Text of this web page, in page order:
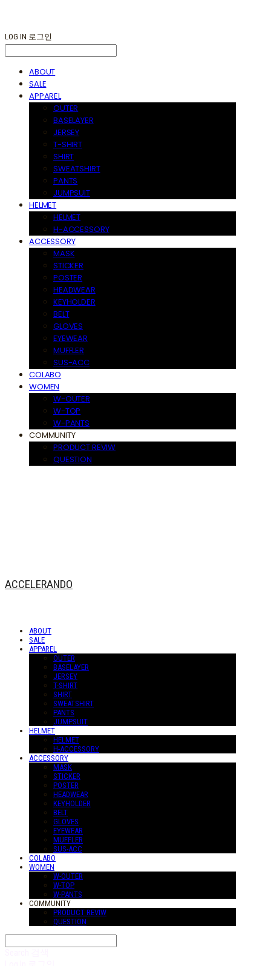
LOG IN 로그인
ABOUT
SALE
APPAREL
OUTER
BASELAYER
JERSEY
T-SHIRT
SHIRT
SWEATSHIRT
PANTS
JUMPSUIT
HELMET
HELMET
H-ACCESSORY
ACCESSORY
MASK
STICKER
POSTER
HEADWEAR
KEYHOLDER
BELT
GLOVES
EYEWEAR
MUFFLER
SUS-ACC
COLABO
WOMEN
W-OUTER
W-TOP
W-PANTS
COMMUNITY
PRODUCT REVIW
QUESTION
ACCELERANDO
ABOUT
SALE
APPAREL
OUTER
BASELAYER
JERSEY
T-SHIRT
SHIRT
SWEATSHIRT
PANTS
JUMPSUIT
HELMET
HELMET
H-ACCESSORY
ACCESSORY
MASK
STICKER
POSTER
HEADWEAR
KEYHOLDER
BELT
GLOVES
EYEWEAR
MUFFLER
SUS-ACC
COLABO
WOMEN
W-OUTER
W-TOP
W-PANTS
COMMUNITY
PRODUCT REVIW
QUESTION